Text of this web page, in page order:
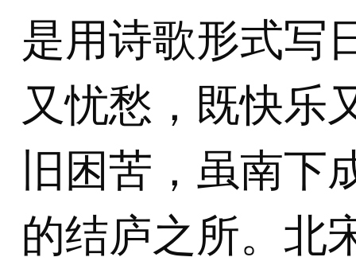
是用诗歌形式写
又忧愁，既快乐
旧困苦，虽南
的结庐之所。北